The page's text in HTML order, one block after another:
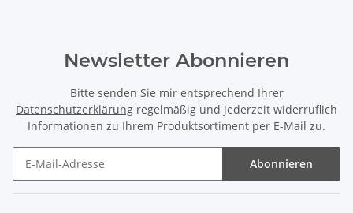
Newsletter Abonnieren
Bitte senden Sie mir entsprechend Ihrer
Datenschutzerklärung regelmäßig und jederzeit widerruflich
Informationen zu Ihrem Produktsortiment per E-Mail zu.
Abonnieren